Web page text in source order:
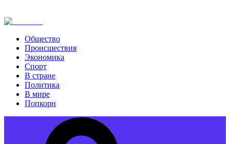
Общество
Происшествия
Экономика
Спорт
В стране
Политика
В мире
Попкорн